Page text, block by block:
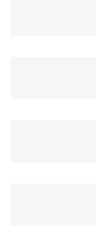
Ürün resmi
Ürün fiyatı